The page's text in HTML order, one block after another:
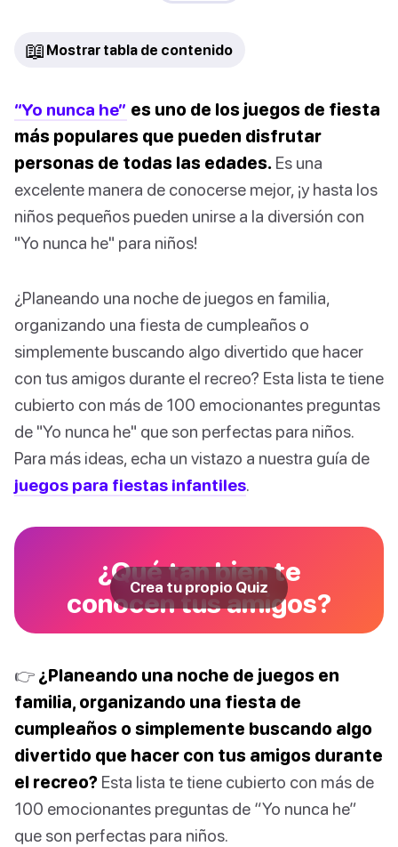
📖 Mostrar tabla de contenido
“Yo nunca he” es uno de los juegos de fiesta
más populares que pueden disfrutar
personas de todas las edades. Es una
excelente manera de conocerse mejor, ¡y hasta los
niños pequeños pueden unirse a la diversión con
"Yo nunca he" para niños!
¿Planeando una noche de juegos en familia,
organizando una fiesta de cumpleaños o
simplemente buscando algo divertido que hacer
con tus amigos durante el recreo? Esta lista te tiene
cubierto con más de 100 emocionantes preguntas
de "Yo nunca he" que son perfectas para niños.
Para más ideas, echa un vistazo a nuestra guía de
juegos para fiestas infantiles.
¿Qué tan bien te
conocen tus amigos?
Crea tu propio Quiz
👉 ¿Planeando una noche de juegos en
familia, organizando una fiesta de
cumpleaños o simplemente buscando algo
divertido que hacer con tus amigos durante
el recreo? Esta lista te tiene cubierto con más de
100 emocionantes preguntas de “Yo nunca he”
que son perfectas para niños.